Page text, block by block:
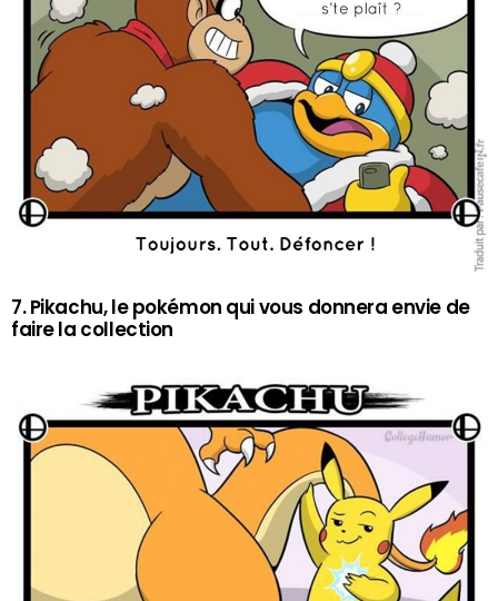
7. Pikachu, le pokémon qui vous donnera envie de
faire la collection